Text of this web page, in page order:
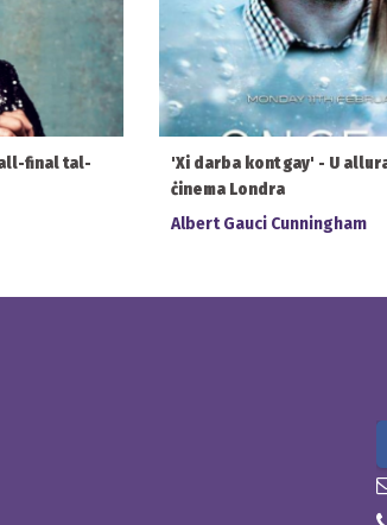
final tal-
'Xi darba kont gay' - U
ċinema Londra
Albert Gauci Cunningham